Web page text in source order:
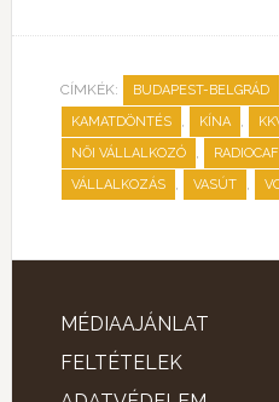
CÍMKÉK: BUDAPEST-BELGRÁD
KAMATDÖNTÉS , KÍNA ,
NŐI VÁLLALKOZÓ ,
VÁLLALKOZÁS , VASÚT ,
MÉDIAAJÁNLAT
FELTÉTELEK